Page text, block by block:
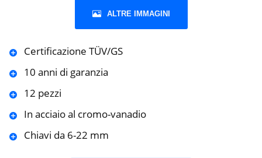
ALTRE IMMAGINI
Certificazione TÜV/GS
10 anni di garanzia
12 pezzi
In acciaio al cromo-vanadio
Chiavi da 6-22 mm